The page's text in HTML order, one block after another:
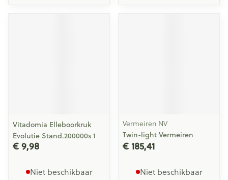
Vitadomia Elleboorkruk
Evolutie Stand.200000s 1
€ 9,98
Niet beschikbaar
Vermeiren NV
Twin-light Vermeiren
€ 185,41
Niet beschikbaar